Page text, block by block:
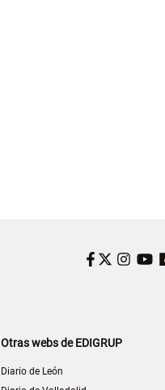
Facebook
Twitter
Otras webs de EDIGRUP
Diario de León